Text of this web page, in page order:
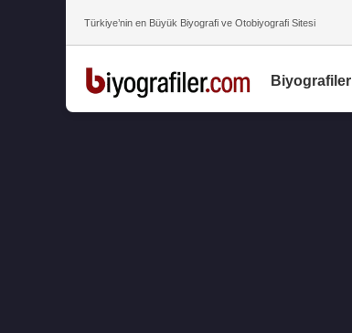
Türkiye’nin en Büyük Biyografi ve Otobiyografi Sitesi
Biyografiler